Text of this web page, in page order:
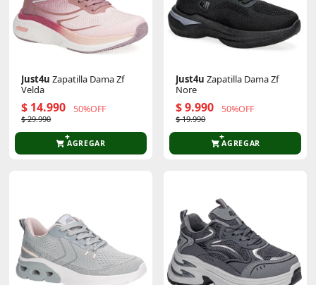
Just4u Zapatilla Dama Zf
Velda
$ 14.990 50%OFF
$ 29.990
AGREGAR
Just4u Zapatilla Dama Zf
Nore
$ 9.990 50%OFF
$ 19.990
AGREGAR